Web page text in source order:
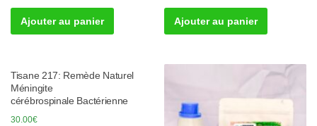
Ajouter au panier Ajouter au panier
Tisane 217: Remède Naturel
Méningite
cérébrospinale Bactérienne
30.00€